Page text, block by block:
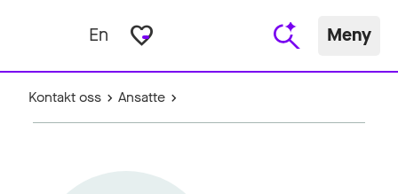
En favorite_border Meny
Kontakt oss Ansatte